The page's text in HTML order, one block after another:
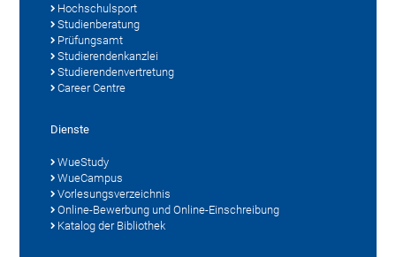
Hochschulsport
Studienberatung
Prüfungsamt
Studierendenkanzlei
Studierendenvertretung
Career Centre
Dienste
WueStudy
WueCampus
Vorlesungsverzeichnis
Online-Bewerbung und Online-Einschreibung
Katalog der Bibliothek